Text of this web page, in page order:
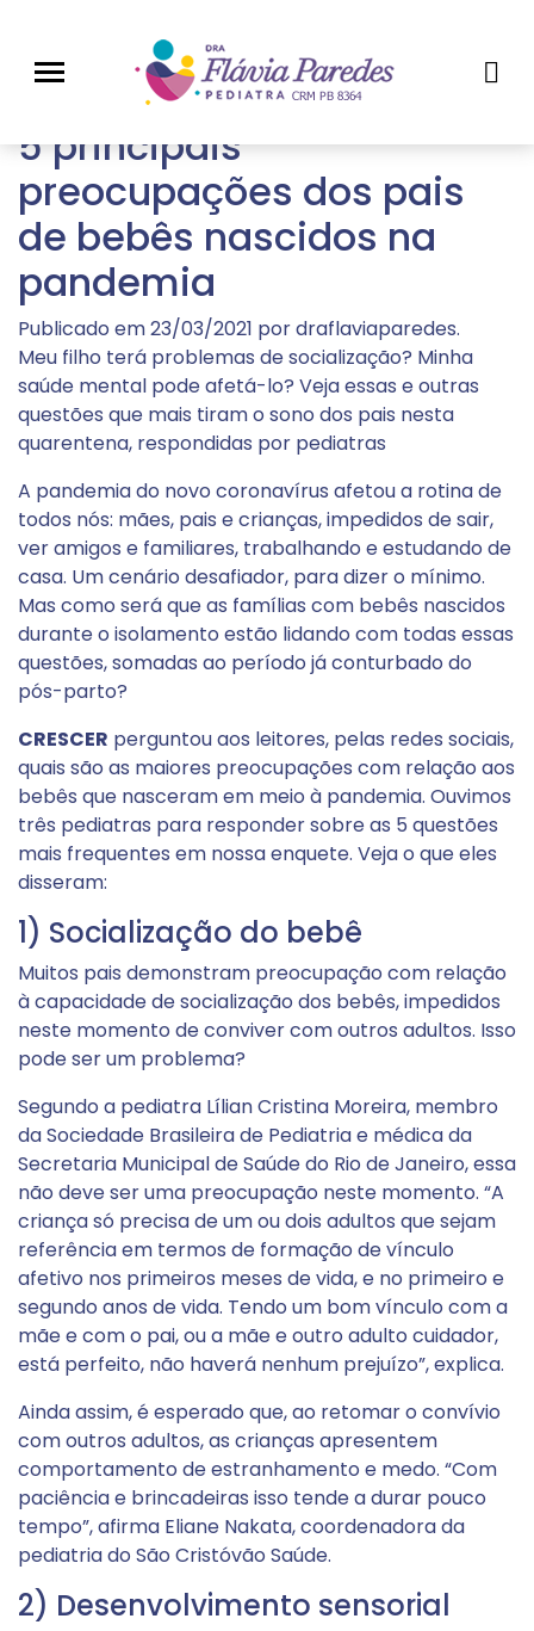
Recém-
nascidos
5 principais
preocupações dos pais
de bebês nascidos na
pandemia
Publicado em23/03/2021 pordraflaviaparedes.
Meu filho terá problemas de socialização? Minha
saúde mental pode afetá-lo? Veja essas e outras
questões que mais tiram o sono dos pais nesta
quarentena, respondidas por pediatras
A pandemia do novo coronavírus afetou a rotina de
todos nós: mães, pais e crianças, impedidos de sair,
ver amigos e familiares, trabalhando e estudando de
casa. Um cenário desafiador, para dizer o mínimo.
Mas como será que as famílias com bebês nascidos
durante o isolamento estão lidando com todas essas
questões, somadas ao período já conturbado do
pós-parto?
CRESCER perguntou aos leitores, pelas redes sociais,
quais são as maiores preocupações com relação aos
bebês que nasceram em meio à pandemia. Ouvimos
três pediatras para responder sobre as 5 questões
mais frequentes em nossa enquete. Veja o que eles
disseram:
1) Socialização do bebê
Muitos pais demonstram preocupação com relação
à capacidade de socialização dos bebês, impedidos
neste momento de conviver com outros adultos. Isso
pode ser um problema?
Segundo a pediatra Lílian Cristina Moreira, membro
da Sociedade Brasileira de Pediatria e médica da
Secretaria Municipal de Saúde do Rio de Janeiro, essa
não deve ser uma preocupação neste momento. “A
criança só precisa de um ou dois adultos que sejam
referência em termos de formação de vínculo
afetivo nos primeiros meses de vida, e no primeiro e
segundo anos de vida. Tendo um bom vínculo com a
mãe e com o pai, ou a mãe e outro adulto cuidador,
está perfeito, não haverá nenhum prejuízo”, explica.
Ainda assim, é esperado que, ao retomar o convívio
com outros adultos, as crianças apresentem
comportamento de estranhamento e medo. “Com
paciência e brincadeiras isso tende a durar pouco
tempo”, afirma Eliane Nakata, coordenadora da
pediatria do São Cristóvão Saúde.
2) Desenvolvimento sensorial